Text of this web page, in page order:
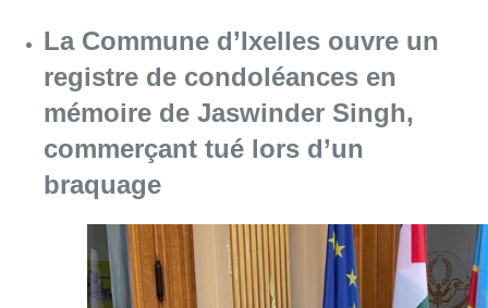
La Commune d’Ixelles ouvre un
registre de condoléances en
mémoire de Jaswinder Singh,
commerçant tué lors d’un
braquage